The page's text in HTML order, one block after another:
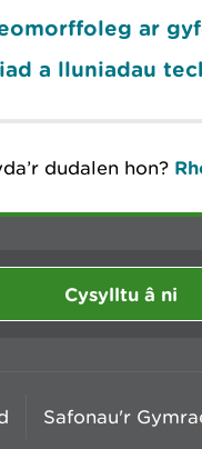
ar
a lluniadau
dudalen hon?
Cysylltu â ni
Safonau'r